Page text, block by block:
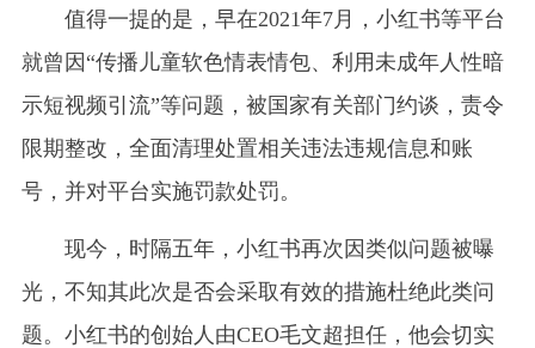
值得一提的是，早在2021年7月，小红书等平台
就曾因“传播儿童软色情表情包、利用未成年人性暗
示短视频引流”等问题，被国家有关部门约谈，责令
限期整改，全面清理处置相关违法违规信息和账
号，并对平台实施罚款处罚。
现今，时隔五年，小红书再次因类似问题被曝
光，不知其此次是否会采取有效的措施杜绝此类问
题。小红书的创始人由CEO毛文超担任，他会切实